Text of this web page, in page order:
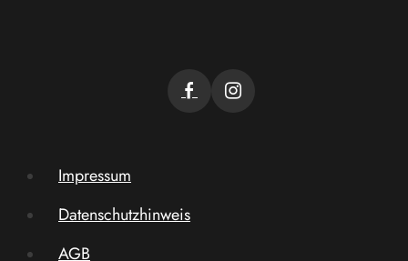
Impressum
Datenschutzhinweis
AGB